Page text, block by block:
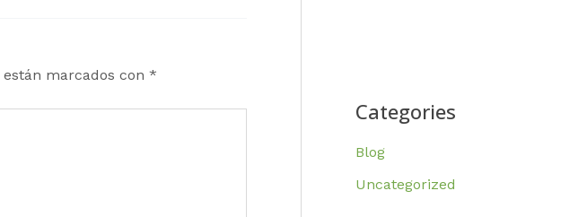
marcados con *
Categories
Blog
Uncategorized